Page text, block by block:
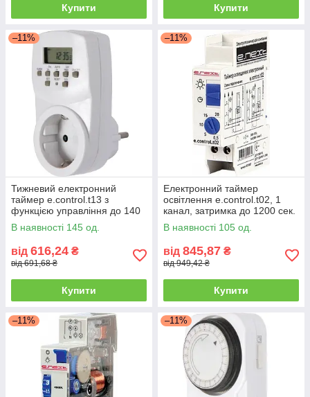
Купити Купити
–11%
Тижневий електронний
таймер e.control.t13 з
функцією управління до 140
циклів, IP20
В наявності 145 од.
від 616,24 ₴
від 691,68 ₴
Купити
–11%
Електронний таймер
освітлення e.control.t02, 1
канал, затримка до 1200 сек.
В наявності 105 од.
від 845,87 ₴
від 949,42 ₴
Купити
–11% –11%